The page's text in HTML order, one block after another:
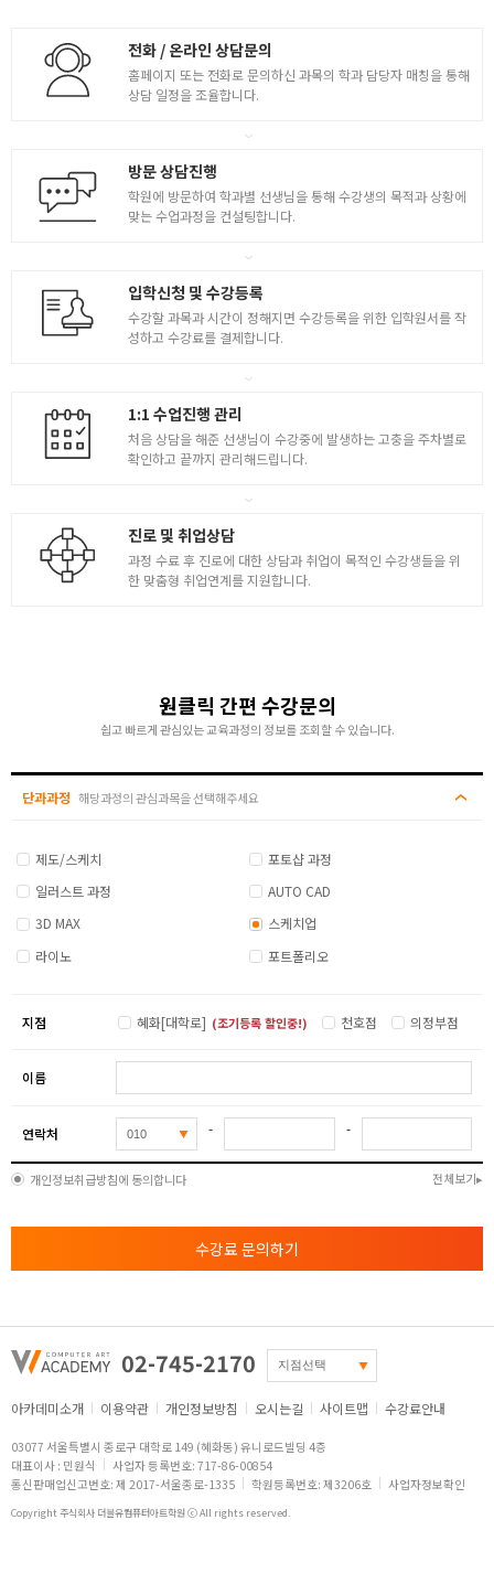
- Scene 도구 이해 / 에니메이션(Animation) 작업
- (*.AVI) 동영상 작업
- 공간 디자인 작업 / 렌더링 작업
- V-Ray 환경조명 / V-Ray 재질 편집기 이해
- 텍스처 맵핑 / 범프 ( Bump ) 효과
[ 조명 ( Light ) 추가 ]
- 굴절 ( Refraction ) / 방사 ( Emissive Materials )
[ 실습 1 ]
- 실내 무대공간 조명 설정 / 실외 공간 조명 설정
[ 실습 2 ]
전화 / 온라인 상담문의
홈페이지 또는 전화로 문의하신 과목의 학과 담당자 매칭을 통해
상담 일정을 조율합니다.
방문 상담진행
학원에 방문하여 학과별 선생님을 통해 수강생의 목적과 상황에
맞는 수업과정을 컨설팅합니다.
입학신청 및 수강등록
수강할 과목과 시간이 정해지면 수강등록을 위한 입학원서를 작
성하고 수강료를 결제합니다.
1:1 수업진행 관리
처음 상담을 해준 선생님이 수강중에 발생하는 고충을 주차별로
확인하고 끝까지 관리해드립니다.
진로 및 취업상담
과정 수료 후 진로에 대한 상담과 취업이 목적인 수강생들을 위
한 맞춤형 취업연계를 지원합니다.
원클릭 간편 수강문의
쉽고 빠르게 관심있는 교육과정의 정보를 조회할 수 있습니다.
단과과정 해당과정의 관심과목을 선택해주세요
제도/스케치
포토샵 과정
일러스트 과정
AUTO CAD
3D MAX
스케치업
라이노
포트폴리오
지점 혜화[대학로] (조기등록 할인중!) 천호점 의정부점
이름
연락처 - -
개인정보취급방침에 동의합니다 전체보기
수강료 문의하기
02-745-2170
아카데미소개 이용약관 개인정보방침 오시는길 사이트맵 수강료안내
03077 서울특별시 종로구 대학로 149 (혜화동) 유니로드빌딩 4층
대표이사 : 민원식
사업자 등록번호: 717-86-00854
통신판매업신고번호: 제 2017-서울종로-1335
학원등록번호: 제3206호 사업자정보확인
Copyright 주식회사 더블유컴퓨터아트학원 ⓒ All rights reserved.